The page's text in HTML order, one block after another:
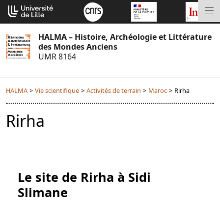
Aller
au
contenu
HALMA – Histoire, Archéologie et Littérature
des Mondes Anciens
UMR 8164
HALMA > Vie scientifique > Activités de terrain > Maroc > Rirha
Rirha
Le site de Rirha à Sidi
Slimane
Cookies management panel